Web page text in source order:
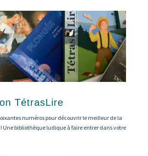
TétrasLire
numéros pour découvrir le meilleur de la
Une bibliothèque ludique à faire entrer dans votre